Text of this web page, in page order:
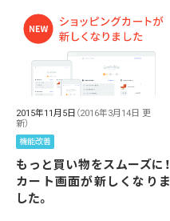
2015年11月5日 （2016年3月14日 更
新）
機能改善
もっと買い物をスムーズに！
カート画面が新しくなりま
した。